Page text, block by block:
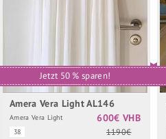
Jetzt 50 % sparen!
Amera Vera Light AL146
Amera Vera Light
38
600€ VHB
1190€